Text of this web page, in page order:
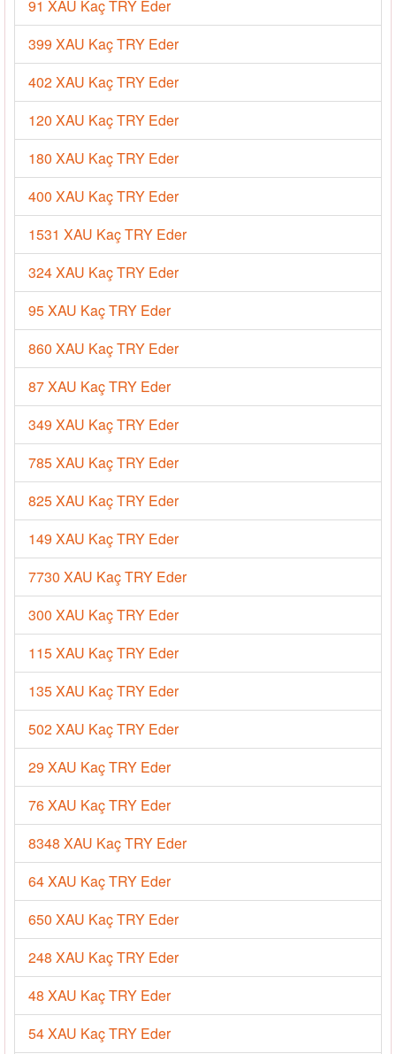
91 XAU Kaç TRY Eder
399 XAU Kaç TRY Eder
402 XAU Kaç TRY Eder
120 XAU Kaç TRY Eder
180 XAU Kaç TRY Eder
400 XAU Kaç TRY Eder
1531 XAU Kaç TRY Eder
324 XAU Kaç TRY Eder
95 XAU Kaç TRY Eder
860 XAU Kaç TRY Eder
87 XAU Kaç TRY Eder
349 XAU Kaç TRY Eder
785 XAU Kaç TRY Eder
825 XAU Kaç TRY Eder
149 XAU Kaç TRY Eder
7730 XAU Kaç TRY Eder
300 XAU Kaç TRY Eder
115 XAU Kaç TRY Eder
135 XAU Kaç TRY Eder
502 XAU Kaç TRY Eder
29 XAU Kaç TRY Eder
76 XAU Kaç TRY Eder
8348 XAU Kaç TRY Eder
64 XAU Kaç TRY Eder
650 XAU Kaç TRY Eder
248 XAU Kaç TRY Eder
48 XAU Kaç TRY Eder
54 XAU Kaç TRY Eder